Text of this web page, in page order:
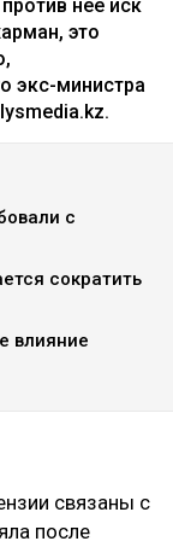
нее иск
это
экс-министра
с
сократить
влияние
связаны с
после